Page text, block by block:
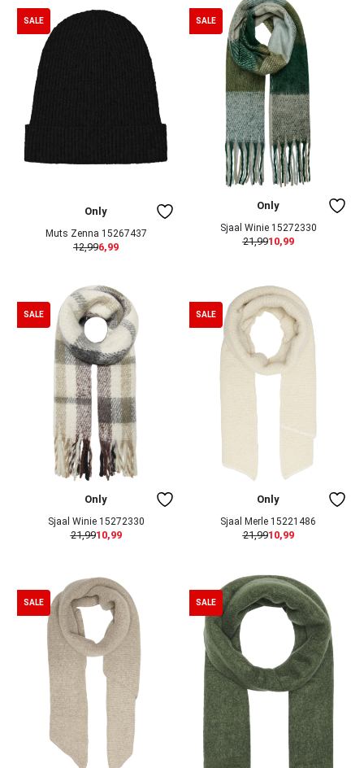
SALE
Only
Muts Zenna 15267437
12,996,99
SALE
Only
Sjaal Winie 15272330
21,9910,99
SALE
Only
Sjaal Winie 15272330
21,9910,99
SALE
Only
Sjaal Merle 15221486
21,9910,99
SALE SALE